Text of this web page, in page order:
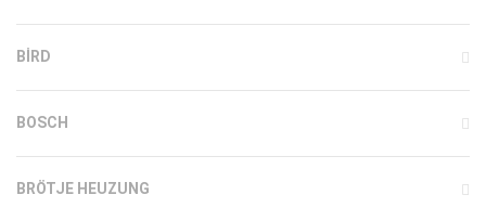
BIRD
BOSCH
BRÖTJE HEUZUNG